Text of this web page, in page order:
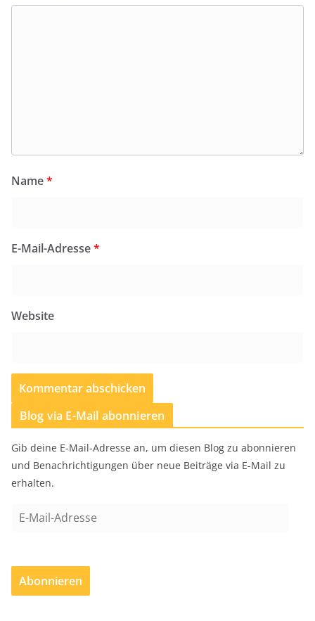
Name*
E-Mail-Adresse*
Website
Blog via E-Mail abonnieren
Gib deine E-Mail-Adresse an, um diesen Blog zu abonnieren
und Benachrichtigungen über neue Beiträge via E-Mail zu
erhalten.
a
l
Abonnieren